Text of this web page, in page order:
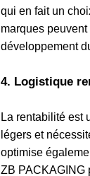
qui en fait un
marques
développement
4. Logistique
La rentabilité est
légers et
optimise
ZB PACKAGING